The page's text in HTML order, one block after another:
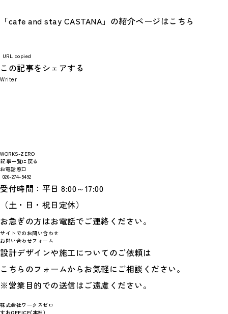
「cafe and stay CASTANA」の紹介ページはこちら
URL copied
この記事をシェアする
Writer
WORKS-ZERO
記事一覧に戻る
お電話窓口
026-274-5492
受付時間：平日 8:00～17:00
（土・日・祝日定休）
お急ぎの方はお電話でご連絡ください。
サイトでのお問い合わせ
お問い合わせフォーム
設計デザインや施工についてのご依頼は
こちらのフォームからお気軽にご相談ください。
※営業目的での送信はご遠慮ください。
株式会社ワークスゼロ
すわOFFICE(本社）